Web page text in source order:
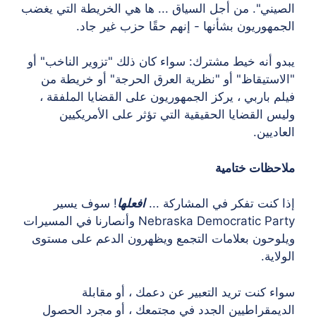
الصيني". من أجل السياق ... ها هي الخريطة التي يغضب
الجمهوريون بشأنها - إنهم حقًا حزب غير جاد.
يبدو أنه خيط مشترك: سواء كان ذلك "تزوير الناخب" أو
"الاستيقاظ" أو "نظرية العرق الحرجة" أو خريطة من
فيلم باربي ، يركز الجمهوريون على القضايا الملفقة ،
وليس القضايا الحقيقية التي تؤثر على الأمريكيين
العاديين.
ملاحظات ختامية
إذا كنت تفكر في المشاركة ...افعلها! سوف يسير
Nebraska Democratic Party وأنصارنا في المسيرات
ويلوحون بعلامات التجمع ويظهرون الدعم على مستوى
الولاية.
سواء كنت تريد التعبير عن دعمك ، أو مقابلة
الديمقراطيين الجدد في مجتمعك ، أو مجرد الحصول